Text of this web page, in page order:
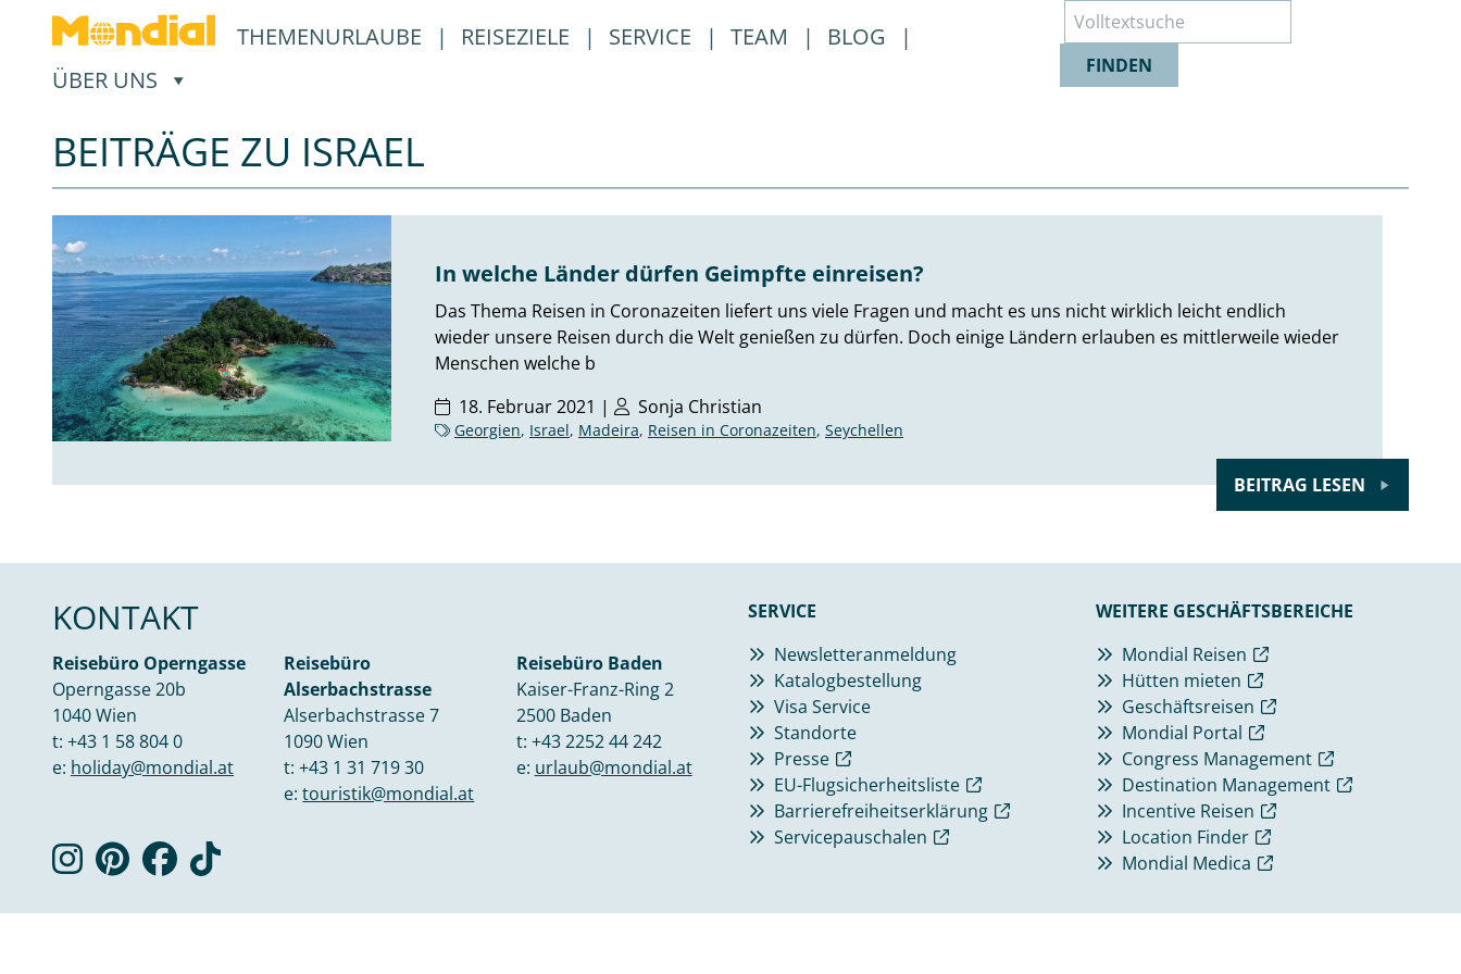
THEMENURLAUBE | REISEZIELE | SERVICE | TEAM | BLOG
|
ÜBER UNS , ÖFFNET EIN UNTERMENÜ
Suche
FINDEN
BEITRÄGE ZU ISRAEL
In welche Länder dürfen Geimpfte einreisen?
Das Thema Reisen in Coronazeiten liefert uns viele Fragen und macht es uns nicht wirklich leicht endlich
wieder unsere Reisen durch die Welt genießen zu dürfen. Doch einige Ländern erlauben es mittlerweile wieder
Menschen welche b
18. Februar 2021 |
Sonja Christian
Georgien, Israel, Madeira, Reisen in Coronazeiten, Seychellen
BEITRAG LESEN
KONTAKT
Reisebüro Operngasse
Operngasse 20b
1040 Wien
t: +43 1 58 804 0
e: holiday@mondial.at
Reisebüro
Alserbachstrasse
Alserbachstrasse 7
1090 Wien
t:+43 1 31 719 30
e:touristik@mondial.at
Reisebüro Baden
Kaiser-Franz-Ring 2
2500 Baden
t: +43 2252 44 242
e: urlaub@mondial.at
SERVICE
Newsletteranmeldung
Katalogbestellung
Visa Service
Standorte
Presse
EU-Flugsicherheitsliste
Barrierefreiheitserklärung
Servicepauschalen
WEITERE GESCHÄFTSBEREICHE
Mondial Reisen
Hütten mieten
Geschäftsreisen
Mondial Portal
Congress Management
Destination Management
Incentive Reisen
Location Finder
Mondial Medica